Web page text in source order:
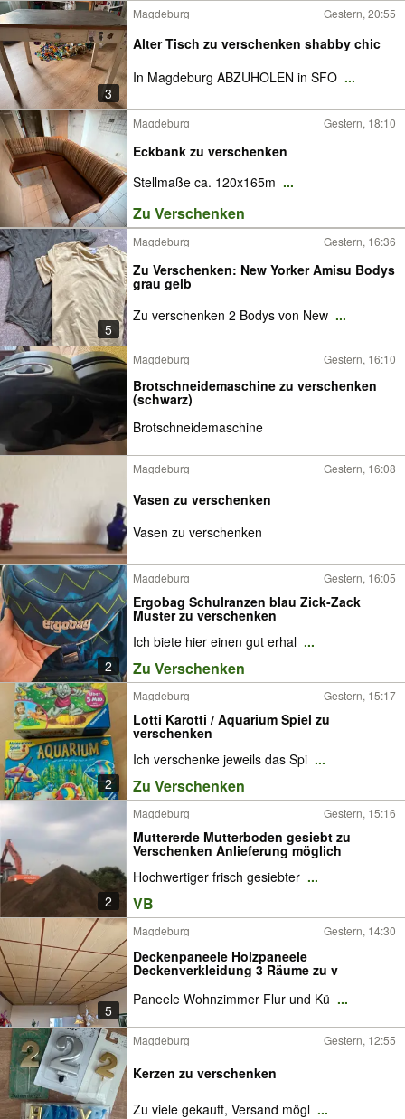
3
Magdeburg Gestern, 20:55
Alter Tisch zu verschenken shabby chic
In Magdeburg ABZUHOLEN in SFO ...
Magdeburg Gestern, 18:10
Eckbank zu verschenken
Stellmaße ca. 120x165m ...
Zu Verschenken
5
Magdeburg Gestern, 16:36
Zu Verschenken: New Yorker Amisu Bodys
grau gelb
Zu verschenken 2 Bodys von New ...
Magdeburg Gestern, 16:10
Brotschneidemaschine zu verschenken
(schwarz)
Brotschneidemaschine
Magdeburg Gestern, 16:08
Vasen zu verschenken
Vasen zu verschenken
2
Magdeburg Gestern, 16:05
Ergobag Schulranzen blau Zick-Zack
Muster zu verschenken
Ich biete hier einen gut erhal ...
Zu Verschenken
2
Magdeburg Gestern, 15:17
Lotti Karotti / Aquarium Spiel zu
verschenken
Ich verschenke jeweils das Spi ...
Zu Verschenken
2
Magdeburg Gestern, 15:16
Muttererde Mutterboden gesiebt zu
Verschenken Anlieferung möglich
Hochwertiger frisch gesiebter ...
VB
5
Magdeburg Gestern, 14:30
Deckenpaneele Holzpaneele
Deckenverkleidung 3 Räume zu v
Paneele Wohnzimmer Flur und Kü ...
Magdeburg Gestern, 12:55
Kerzen zu verschenken
Zu viele gekauft, Versand mögl ...